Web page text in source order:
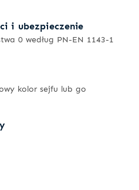
i ubezpieczenie
0 według PN-EN 1143-1
kolor sejfu lub go